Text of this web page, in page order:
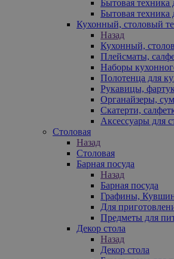
Бытовая техника
Бытовая техника
Кухонный, столовый
Назад
Кухонный,
Плейсматы,
Наборы
Полотенца для
Рукавицы,
Органайзеры,
Скатерти,
Аксессуары для
Столовая
Назад
Столовая
Барная посуда
Назад
Барная посуда
Графины,
Для
Предметы для
Декор стола
Назад
Декор стола